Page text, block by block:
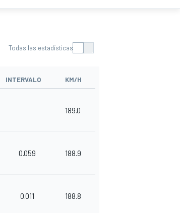
Todas las estadísticas
INTERVALO KM/H
189.0
0.059 188.9
0.011 188.8